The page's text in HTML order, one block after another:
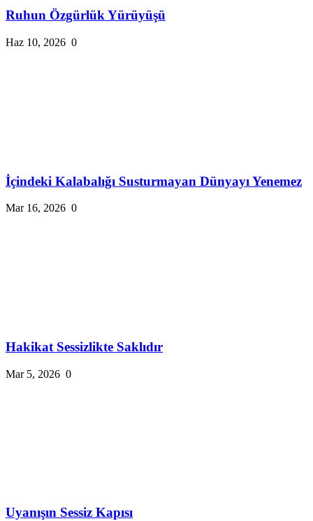
Ruhun Özgürlük Yürüyüşü
Haz 10, 2026 0
İçindeki Kalabalığı Susturmayan Dünyayı Yenemez
Mar 16, 2026 0
Hakikat Sessizlikte Saklıdır
Mar 5, 2026 0
Uyanışın Sessiz Kapısı